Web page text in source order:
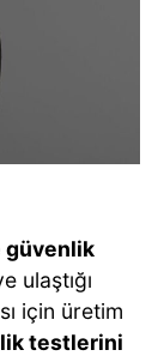
güvenlik
ulaştığı
için üretim
testlerini